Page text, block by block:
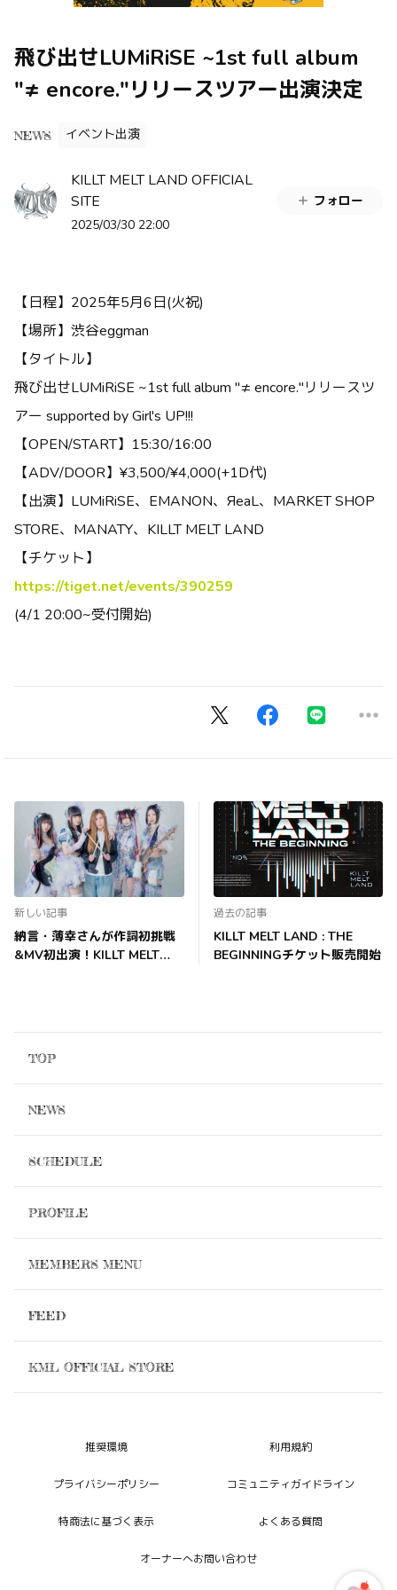
飛び出せLUMiRiSE ~1st full album
"≠ encore."リリースツアー出演決定
NEWS イベント出演
KILLT MELT LAND OFFICIAL
SITE
2025/03/30 22:00
フォロー
【日程】2025年5月6日(火祝)
【場所】渋谷eggman
【タイトル】
飛び出せLUMiRiSE ~1st full album "≠ encore."リリースツ
アー supported by Girl's UP!!!
【OPEN/START】15:30/16:00
【ADV/DOOR】¥3,500/¥4,000(+1D代)
【出演】LUMiRiSE、EMANON、ЯeaL、MARKET SHOP
STORE、MANATY、KILLT MELT LAND
【チケット】
https://tiget.net/events/390259
(4/1 20:00~受付開始)
新しい記事
納言・薄幸さんが作詞初挑戦
&MV初出演！KILLT MELT
過去の記事
KILLT MELT LAND : THE
BEGINNINGチケット販売開始
TOP
NEWS
SCHEDULE
PROFILE
MEMBERS MENU
FEED
KML OFFICIAL STORE
推奨環境 利用規約
プライバシーポリシー コミュニティガイドライン
特商法に基づく表示 よくある質問
オーナーへお問い合わせ